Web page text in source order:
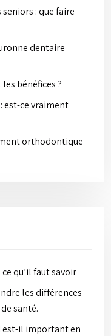
: que faire
dentaire
bénéfices ?
est-ce vraiment
orthodontique
qu’il faut savoir
les différences
santé.
est-il important en